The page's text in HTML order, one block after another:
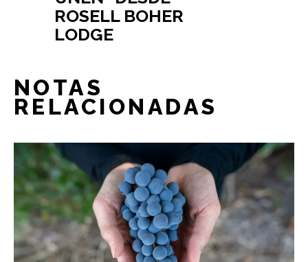
ROSELL BOHER
LODGE
NOTAS
RELACIONADAS